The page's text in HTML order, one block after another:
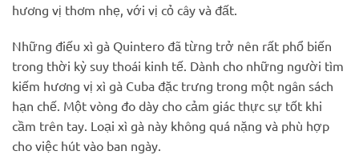
hương vị thơm nhẹ, với vị cỏ cây và đất.
Những điếu xì gà Quintero đã từng trở nên rất phổ biến
trong thời kỳ suy thoái kinh tế. Dành cho những người tìm
kiếm hương vị xì gà Cuba đặc trưng trong một ngân sách
hạn chế. Một vòng đo dày cho cảm giác thực sự tốt khi
cầm trên tay. Loại xì gà này không quá nặng và phù hợp
cho việc hút vào ban ngày.